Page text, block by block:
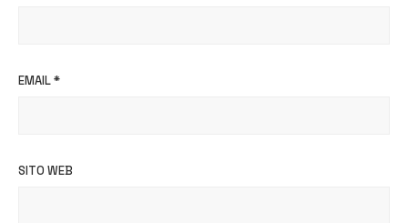
EMAIL*
SITO WEB